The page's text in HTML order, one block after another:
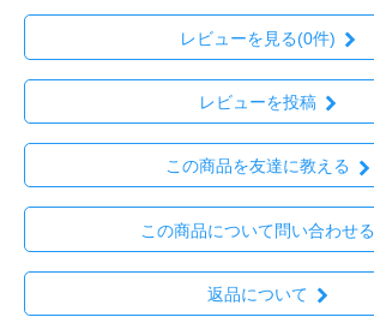
レビューを見る(0件)
レビューを投稿
この商品を友達に教える
この商品について問い合わせる
返品について